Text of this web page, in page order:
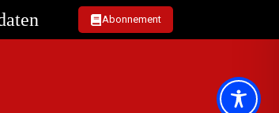
Abonnement